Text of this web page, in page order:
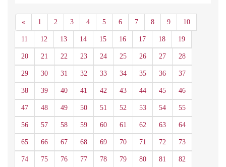
«Anterior
1 2 3 4 5 6 7 8 9 10
11 12 13 14 15 16 17 18 19
20 21 22 23 24 25 26 27 28
29 30 31 32 33 34 35 36 37
38 39 40 41 42 43 44 45 46
47 48 49 50 51 52 53 54 55
56 57 58 59 60 61 62 63 64
65 66 67 68 69 70 71 72 73
74 75 76 77 78 79 80 81 82